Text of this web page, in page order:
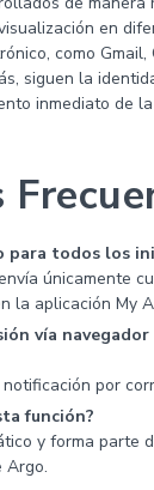
en
como
siguen la
inmediato de
para todos los
únicamente
la aplicación My
vía navegador
por
función?
y forma parte
Argo.